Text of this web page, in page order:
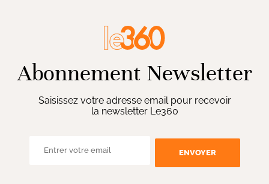
Abonnement Newsletter
Saisissez votre adresse email pour recevoir
la newsletter Le360
ENVOYER